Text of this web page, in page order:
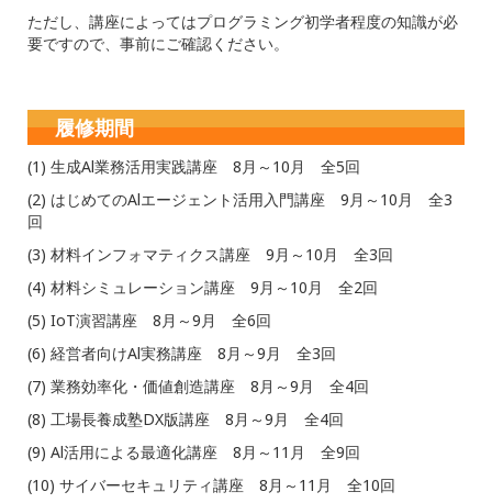
ただし、講座によってはプログラミング初学者程度の知識が必
要ですので、事前にご確認ください。
履修期間
(1) 生成Al業務活用実践講座 8月～10月 全5回
(2) はじめてのAlエージェント活用入門講座 9月～10月 全3
回
(3) 材料インフォマティクス講座 9月～10月 全3回
(4) 材料シミュレーション講座 9月～10月 全2回
(5) IoT演習講座 8月～9月 全6回
(6) 経営者向けAl実務講座 8月～9月 全3回
(7) 業務効率化・価値創造講座 8月～9月 全4回
(8) 工場長養成塾DX版講座 8月～9月 全4回
(9) Al活用による最適化講座 8月～11月 全9回
(10) サイバーセキュリティ講座 8月～11月 全10回